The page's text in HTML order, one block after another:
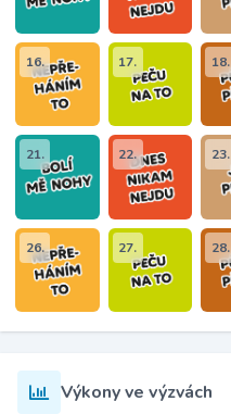
16. 17. 18.
21. 22. 23.
26. 27. 28.
Výkony ve výzvách